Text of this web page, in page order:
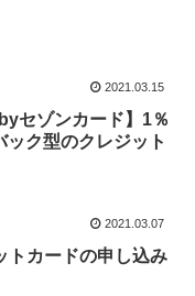
2021.03.15
セゾンカード】1％
ック型のクレジット
2021.03.07
トカードの申し込み